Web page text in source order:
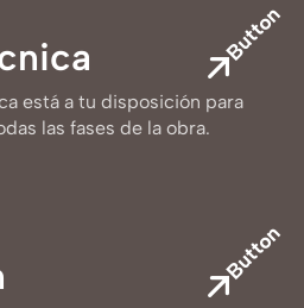
Button
está a tu disposición para
las fases de la obra.
Button